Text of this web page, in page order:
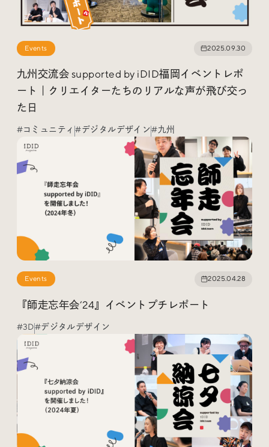
Events 2025.09.30
九州交流会 supported by iDID福岡イベントレポ
ート｜クリエイターたちのリアルな声が飛び交っ
た日
#コミュニティ #デジタルデザイン#九州
Events 2025.04.28
『師走忘年会’24』イベントプチレポート
#3D#デジタルデザイン